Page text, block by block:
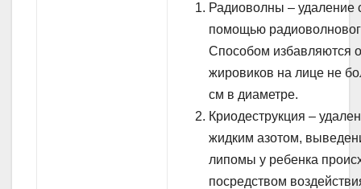
Радиоволны – удаление
помощью
Способом избавляются
жировиков на лице не
см в диаметре.
Криодеструкция –
жидким азотом,
липомы у ребенка
посредством